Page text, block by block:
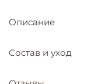
Описание
Состав и уход